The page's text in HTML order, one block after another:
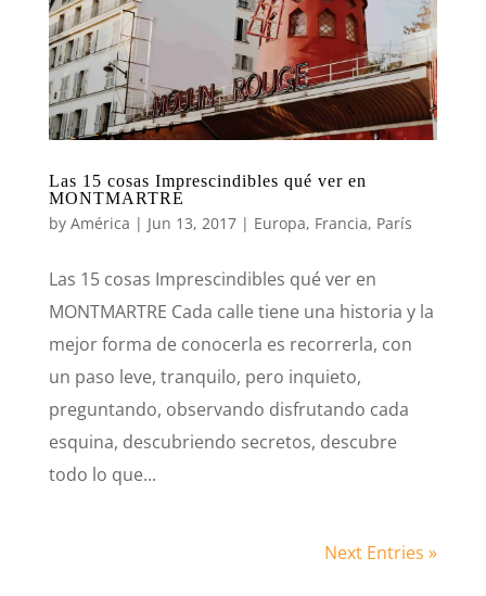
Las 15 cosas Imprescindibles qué ver en
MONTMARTRE
by América | Jun 13, 2017| Europa, Francia, París
Las 15 cosas Imprescindibles qué ver en
MONTMARTRE Cada calle tiene una historia y la
mejor forma de conocerla es recorrerla, con
un paso leve, tranquilo, pero inquieto,
preguntando, observando disfrutando cada
esquina, descubriendo secretos, descubre
todo lo que...
Next Entries »